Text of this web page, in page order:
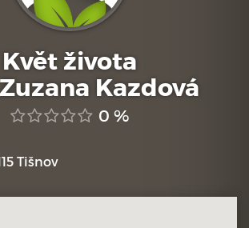
Květ života
Kazdová
0 %
Tišnov